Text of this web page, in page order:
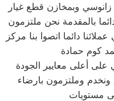
وبمخازن قطع غيار
بالمقدمة نحن ملتزمون
دائما اتصوا بنا مركز
كوم حمادة
أعلى معايير الجودة
وملتزمون بارضاء
مستويات